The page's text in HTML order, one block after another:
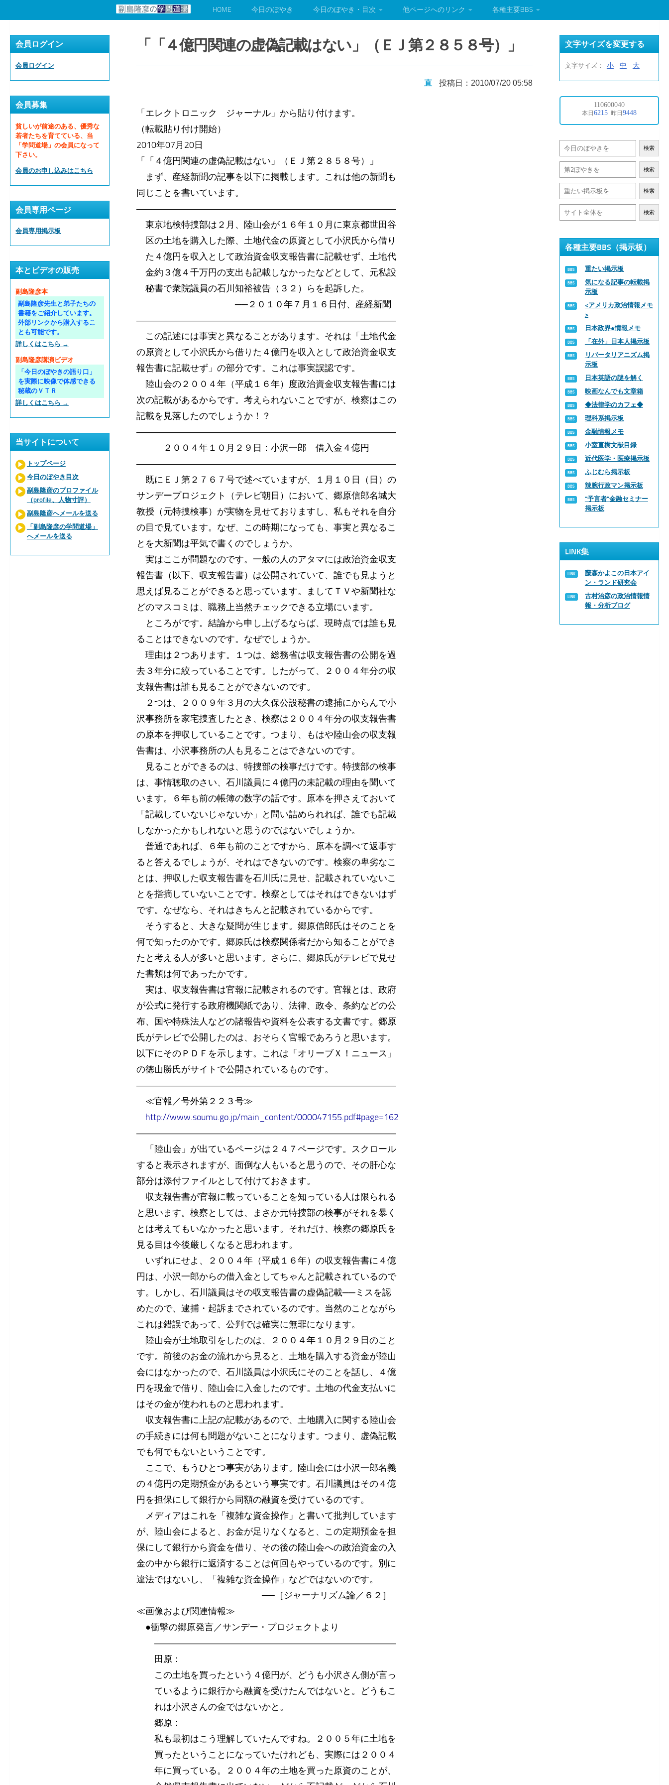
HOME 今日のぼやき 今日のぼやき・目次 他ページへのリンク 各種主要BBS
「「４億円関連の虚偽記載はない」（ＥＪ第２８５８号）」
直 投稿日：2010/07/20 05:58
「エレクトロニック ジャーナル」から貼り付けます。
（転載貼り付け開始）
2010年07月20日
「「４億円関連の虚偽記載はない」（ＥＪ第２８５８号）」
まず、産経新聞の記事を以下に掲載します。これは他の新聞も
同じことを書いています。
―――――――――――――――――――――――――――――
東京地検特捜部は２月、陸山会が１６年１０月に東京都世田谷
区の土地を購入した際、土地代金の原資として小沢氏から借り
た４億円を収入として政治資金収支報告書に記載せず、土地代
金約３億４千万円の支出も記載しなかったなどとして、元私設
秘書で衆院議員の石川知裕被告（３２）らを起訴した。
──２０１０年７月１６日付、産経新聞
―――――――――――――――――――――――――――――
この記述には事実と異なることがあります。それは「土地代金
の原資として小沢氏から借りた４億円を収入として政治資金収支
報告書に記載せず」の部分です。これは事実誤認です。
陸山会の２００４年（平成１６年）度政治資金収支報告書には
次の記載があるからです。考えられないことですが、検察はこの
記載を見落したのでしょうか！？
―――――――――――――――――――――――――――――
２００４年１０月２９日：小沢一郎 借入金４億円
―――――――――――――――――――――――――――――
既にＥＪ第２７６７号で述べていますが、１月１０日（日）の
サンデープロジェクト（テレビ朝日）において、郷原信郎名城大
教授（元特捜検事）が実物を見せておりますし、私もそれを自分
の目で見ています。なぜ、この時期になっても、事実と異なるこ
とを大新聞は平気で書くのでしょうか。
実はここが問題なのです。一般の人のアタマには政治資金収支
報告書（以下、収支報告書）は公開されていて、誰でも見ようと
思えば見ることができると思っています。ましてＴＶや新聞社な
どのマスコミは、職務上当然チェックできる立場にいます。
ところがです。結論から申し上げるならば、現時点では誰も見
ることはできないのです。なぜでしょうか。
理由は２つあります。１つは、総務省は収支報告書の公開を過
去３年分に絞っていることです。したがって、２００４年分の収
支報告書は誰も見ることができないのです。
２つは、２００９年３月の大久保公設秘書の逮捕にからんで小
沢事務所を家宅捜査したとき、検察は２００４年分の収支報告書
の原本を押収していることです。つまり、もはや陸山会の収支報
告書は、小沢事務所の人も見ることはできないのです。
見ることができるのは、特捜部の検事だけです。特捜部の検事
は、事情聴取のさい、石川議員に４億円の未記載の理由を聞いて
います。６年も前の帳簿の数字の話です。原本を押さえておいて
「記載していないじゃないか」と問い詰められれば、誰でも記載
しなかったかもしれないと思うのではないでしょうか。
普通であれば、６年も前のことですから、原本を調べて返事す
ると答えるでしょうが、それはできないのです。検察の卑劣なこ
とは、押収した収支報告書を石川氏に見せ、記載されていないこ
とを指摘していないことです。検察としてはそれはできないはず
です。なぜなら、それはきちんと記載されているからです。
そうすると、大きな疑問が生じます。郷原信郎氏はそのことを
何で知ったのかです。郷原氏は検察関係者だから知ることができ
たと考える人が多いと思います。さらに、郷原氏がテレビで見せ
た書類は何であったかです。
実は、収支報告書は官報に記載されるのです。官報とは、政府
が公式に発行する政府機関紙であり、法律、政令、条約などの公
布、国や特殊法人などの諸報告や資料を公表する文書です。郷原
氏がテレビで公開したのは、おそらく官報であろうと思います。
以下にそのＰＤＦを示します。これは「オリーブＸ！ニュース」
の徳山勝氏がサイトで公開されているものです。
―――――――――――――――――――――――――――――
≪官報／号外第２２３号≫
http://www.soumu.go.jp/main_content/000047155.pdf#page=162
―――――――――――――――――――――――――――――
「陸山会」が出ているページは２４７ページです。スクロール
すると表示されますが、面倒な人もいると思うので、その肝心な
部分は添付ファイルとして付けておきます。
収支報告書が官報に載っていることを知っている人は限られる
と思います。検察としては、まさか元特捜部の検事がそれを暴く
とは考えてもいなかったと思います。それだけ、検察の郷原氏を
見る目は今後厳しくなると思われます。
いずれにせよ、２００４年（平成１６年）の収支報告書に４億
円は、小沢一郎からの借入金としてちゃんと記載されているので
す。しかし、石川議員はその収支報告書の虚偽記載──ミスを認
めたので、逮捕・起訴までされているのです。当然のことながら
これは錯誤であって、公判では確実に無罪になります。
陸山会が土地取引をしたのは、２００４年１０月２９日のこと
です。前後のお金の流れから見ると、土地を購入する資金が陸山
会にはなかったので、石川議員は小沢氏にそのことを話し、４億
円を現金で借り、陸山会に入金したのです。土地の代金支払いに
はその金が使われものと思われます。
収支報告書に上記の記載があるので、土地購入に関する陸山会
の手続きには何も問題がないことになります。つまり、虚偽記載
でも何でもないということです。
ここで、もうひとつ事実があります。陸山会には小沢一郎名義
の４億円の定期預金があるという事実です。石川議員はその４億
円を担保にして銀行から同額の融資を受けているのです。
メディアはこれを「複雑な資金操作」と書いて批判しています
が、陸山会によると、お金が足りなくなると、この定期預金を担
保にして銀行から資金を借り、その後の陸山会への政治資金の入
金の中から銀行に返済することは何回もやっているのです。別に
違法ではないし、「複雑な資金操作」などではないのです。
──［ジャーナリズム論／６２］
≪画像および関連情報≫
●衝撃の郷原発言／サンデー・プロジェクトより
―――――――――――――――――――――――――――
田原：
この土地を買ったという４億円が、どうも小沢さん側が言っ
ているように銀行から融資を受けたんではないと。どうもこ
れは小沢さんの金ではないかと。
郷原：
私も最初はこう理解していたんですね。２００５年に土地を
買ったということになっていたけれども、実際には２００４
年に買っている。２００４年の土地を買った原資のことが、
会員ログイン
会員ログイン
会員募集
貧しいが前途のある、優秀な
若者たちを育てている、当
「学問道場」の会員になって
下さい。
会員のお申し込みはこちら
会員専用ページ
会員専用掲示板
本とビデオの販売
副島隆彦本
副島隆彦先生と弟子たちの
書籍をご紹介しています。
外部リンクから購入するこ
とも可能です。
詳しくはこちら →
副島隆彦講演ビデオ
「今日のぼやきの語り口」
を実際に映像で体感できる
秘蔵のＶＴＲ
詳しくはこちら →
当サイトについて
トップページ
今日のぼやき目次
副島隆彦のプロファイル
（profile、人物寸評）
副島隆彦へメールを送る
「副島隆彦の学問道場」
へメールを送る
文字サイズを変更する
文字サイズ： 小 中 大
検索
検索
検索
検索
各種主要BBS（掲示板）
重たい掲示板
気になる記事の転載掲
示板
<アメリカ政治情報メモ
>
日本政界●情報メモ
「在外」日本人掲示板
リバータリアニズム掲
示板
日本英語の謎を解く
映画なんでも文章箱
◆法律学のカフェ◆
理科系掲示板
金融情報メモ
小室直樹文献目録
近代医学・医療掲示板
ふじむら掲示板
辣腕行政マン掲示板
“予言者”金融セミナー
掲示板
LINK集
藤森かよこの日本アイ
ン・ランド研究会
古村治彦の政治情報情
報・分析ブログ